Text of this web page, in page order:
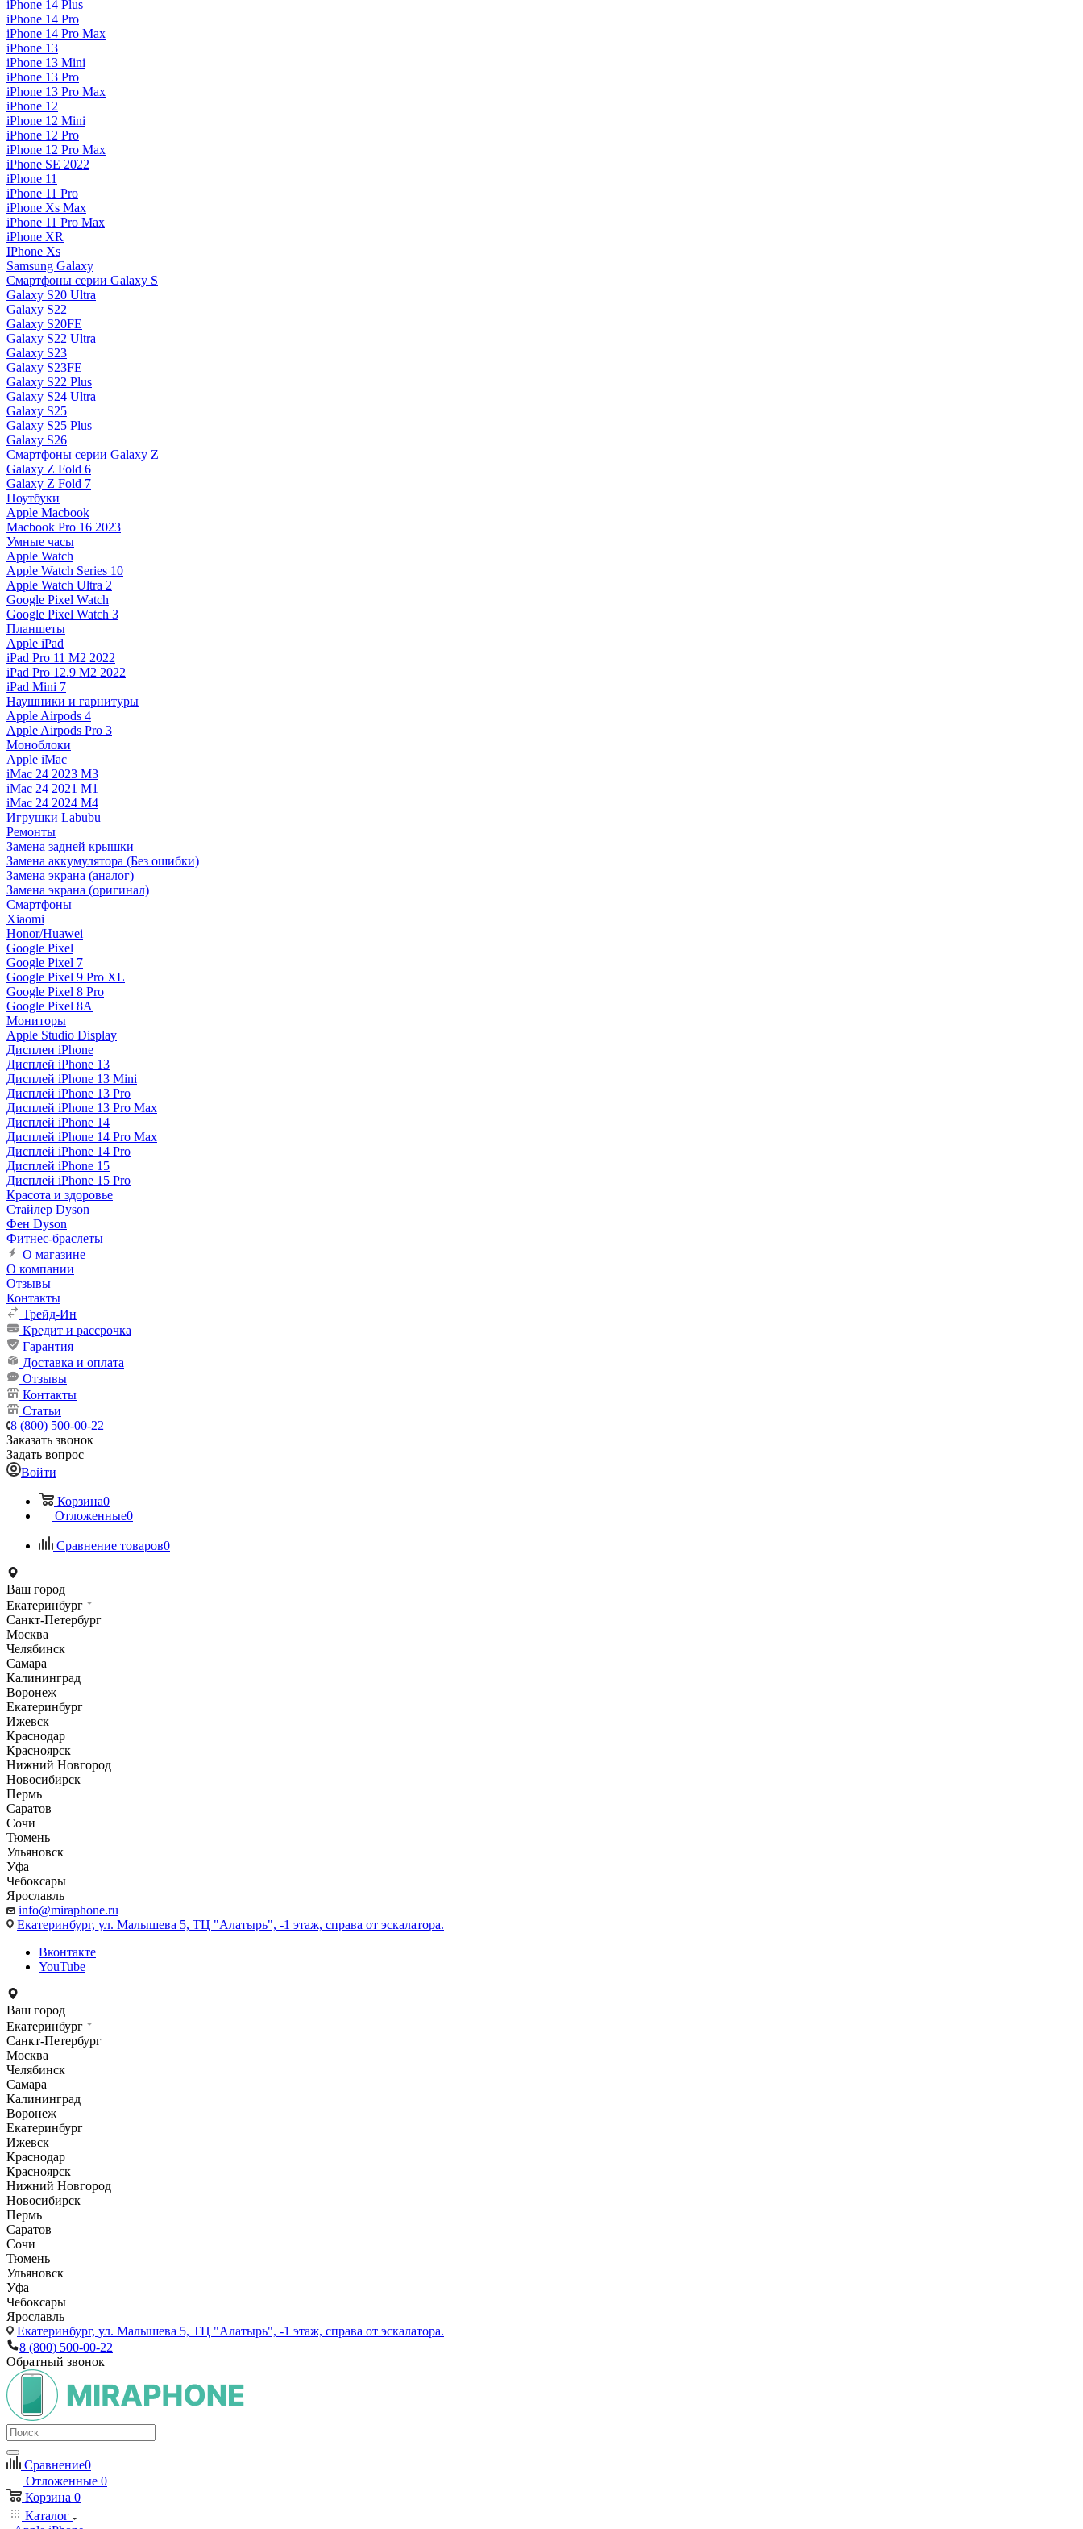
iPhone 14 Plus
iPhone 14 Pro
iPhone 14 Pro Max
iPhone 13
iPhone 13 Mini
iPhone 13 Pro
iPhone 13 Pro Max
iPhone 12
iPhone 12 Mini
iPhone 12 Pro
iPhone 12 Pro Max
iPhone SE 2022
iPhone 11
iPhone 11 Pro
iPhone Xs Max
iPhone 11 Pro Max
iPhone XR
IPhone Xs
Samsung Galaxy
Смартфоны серии Galaxy S
Galaxy S20 Ultra
Galaxy S22
Galaxy S20FE
Galaxy S22 Ultra
Galaxy S23
Galaxy S23FE
Galaxy S22 Plus
Galaxy S24 Ultra
Galaxy S25
Galaxy S25 Plus
Galaxy S26
Смартфоны серии Galaxy Z
Galaxy Z Fold 6
Galaxy Z Fold 7
Ноутбуки
Apple Macbook
Macbook Pro 16 2023
Умные часы
Apple Watch
Apple Watch Series 10
Apple Watch Ultra 2
Google Pixel Watch
Google Pixel Watch 3
Планшеты
Apple iPad
iPad Pro 11 M2 2022
iPad Pro 12.9 M2 2022
iPad Mini 7
Наушники и гарнитуры
Apple Airpods 4
Apple Airpods Pro 3
Моноблоки
Apple iMac
iMac 24 2023 M3
iMac 24 2021 M1
iMac 24 2024 M4
Игрушки Labubu
Ремонты
Замена задней крышки
Замена аккумулятора (Без ошибки)
Замена экрана (аналог)
Замена экрана (оригинал)
Смартфоны
Xiaomi
Honor/Huawei
Google Pixel
Google Pixel 7
Google Pixel 9 Pro XL
Google Pixel 8 Pro
Google Pixel 8A
Мониторы
Apple Studio Display
Дисплеи iPhone
Дисплей iPhone 13
Дисплей iPhone 13 Mini
Дисплей iPhone 13 Pro
Дисплей iPhone 13 Pro Max
Дисплей iPhone 14
Дисплей iPhone 14 Pro Max
Дисплей iPhone 14 Pro
Дисплей iPhone 15
Дисплей iPhone 15 Pro
Красота и здоровье
Стайлер Dyson
Фен Dyson
Фитнес-браслеты
О магазине
О компании
Отзывы
Контакты
Трейд-Ин
Кредит и рассрочка
Гарантия
Доставка и оплата
Отзывы
Контакты
Статьи
8 (800) 500-00-22
Заказать звонок
Задать вопрос
Войти
Корзина0
Отложенные0
Сравнение товаров0
Ваш город
Екатеринбург
Санкт-Петербург
Москва
Челябинск
Самара
Калининград
Воронеж
Екатеринбург
Ижевск
Краснодар
Красноярск
Нижний Новгород
Новосибирск
Пермь
Саратов
Сочи
Тюмень
Ульяновск
Уфа
Чебоксары
Ярославль
info@miraphone.ru
Екатеринбург, ул. Малышева 5, ТЦ "Алатырь", -1 этаж, справа от эскалатора.
Вконтакте
YouTube
Ваш город
Екатеринбург
Санкт-Петербург
Москва
Челябинск
Самара
Калининград
Воронеж
Екатеринбург
Ижевск
Краснодар
Красноярск
Нижний Новгород
Новосибирск
Пермь
Саратов
Сочи
Тюмень
Ульяновск
Уфа
Чебоксары
Ярославль
Екатеринбург, ул. Малышева 5, ТЦ "Алатырь", -1 этаж, справа от эскалатора.
8 (800) 500-00-22
Обратный звонок
Сравнение0
Отложенные 0
Корзина 0
Каталог